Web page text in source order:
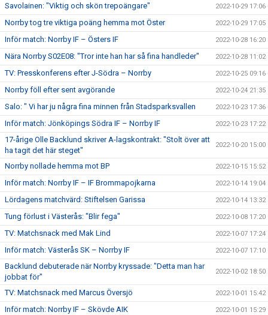
Savolainen: "Viktig och skön trepoängare" 2022-10-29 17:06
Norrby tog tre viktiga poäng hemma mot Öster 2022-10-29 17:05
Inför match: Norrby IF – Östers IF 2022-10-28 16:20
Nära Norrby S02E08: "Tror inte han har så fina handleder" 2022-10-28 11:02
TV: Presskonferens efter J-Södra – Norrby 2022-10-25 09:16
Norrby föll efter sent avgörande 2022-10-24 21:35
Salo: " Vi har ju några fina minnen från Stadsparksvallen 2022-10-23 17:36
Inför match: Jönköpings Södra IF – Norrby IF 2022-10-23 17:22
17-årige Olle Backlund skriver A-lagskontrakt: "Stolt över att
ha tagit det här steget"
2022-10-20 15:00
Norrby nollade hemma mot BP 2022-10-15 15:52
Inför match: Norrby IF – IF Brommapojkarna 2022-10-14 19:04
Lördagens matchvärd: Stiftelsen Garissa 2022-10-14 13:32
Tung förlust i Västerås: "Blir fega" 2022-10-08 17:20
TV: Matchsnack med Mak Lind 2022-10-07 17:24
Inför match: Västerås SK – Norrby IF 2022-10-07 17:10
Backlund debuterade när Norrby kryssade: "Detta man har
jobbat för"
2022-10-02 18:50
TV: Matchsnack med Marcus Översjö 2022-10-01 15:42
Inför match: Norrby IF – Skövde AIK 2022-10-01 15:29